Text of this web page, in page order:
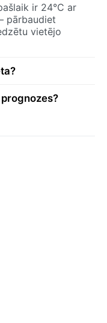
ir 24°C ar
pārbaudiet
vietējo